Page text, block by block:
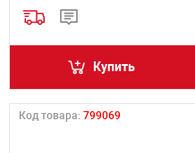
Купить
Код товара: 799069